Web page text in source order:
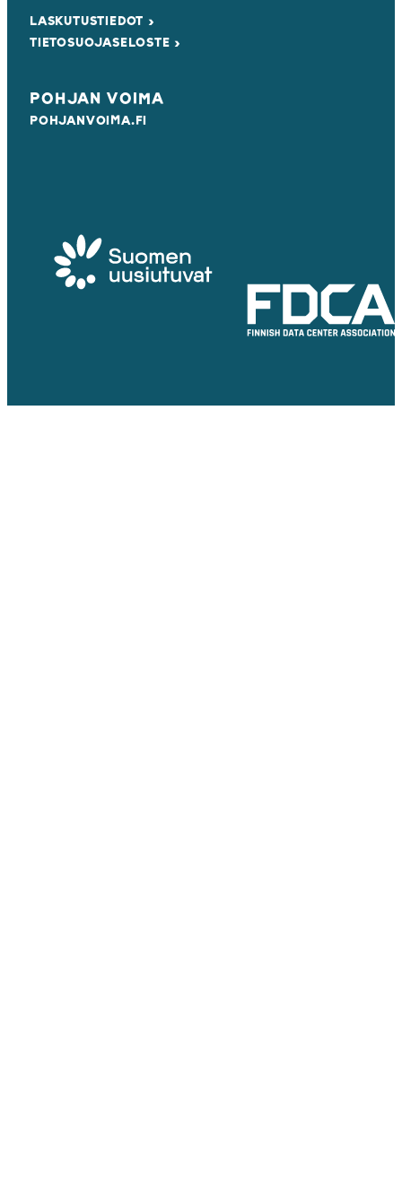
LASKUTUSTIEDOT ›
TIETOSUOJASELOSTE ›
POHJAN VOIMA
POHJANVOIMA.FI